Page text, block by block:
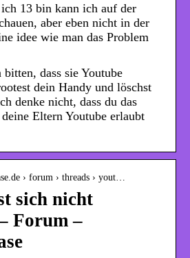
13 bin kann ich auf der
aber eben nicht in der
idee wie man das Problem
dass sie Youtube
dein Handy und löschst
denke nicht, dass du das
Eltern Youtube erlaubt
› forum › threads › yout…
sich nicht
Forum –